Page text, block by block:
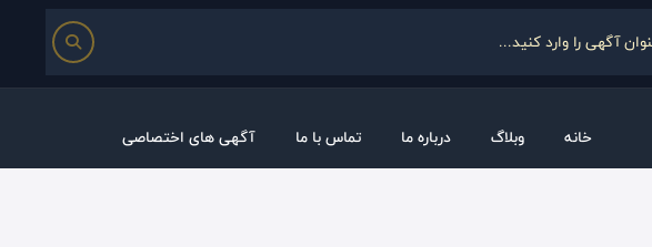
خانه وبلاگ درباره ما تماس با ما آگهی های اختصاصی